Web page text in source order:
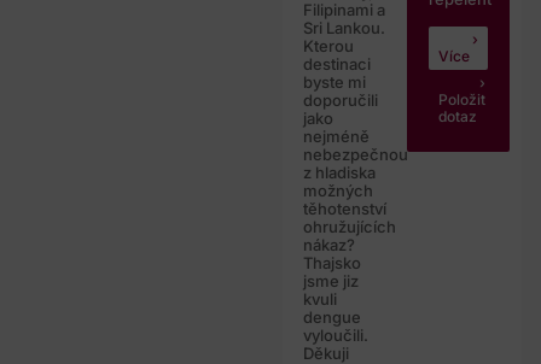
Filipinami a
Sri Lankou.
Kterou
destinaci
byste mi
doporučili
jako
nejméně
nebezpečnou
z hladiska
možných
těhotenství
ohružujících
nákaz?
Thajsko
jsme jiz
kvuli
dengue
vyloučili.
Děkuji
Více
Položit
dotaz